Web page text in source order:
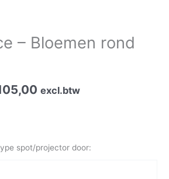
– Bloemen rond
excl.btw
spot/projector door: